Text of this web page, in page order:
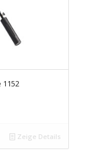
Zeige Details